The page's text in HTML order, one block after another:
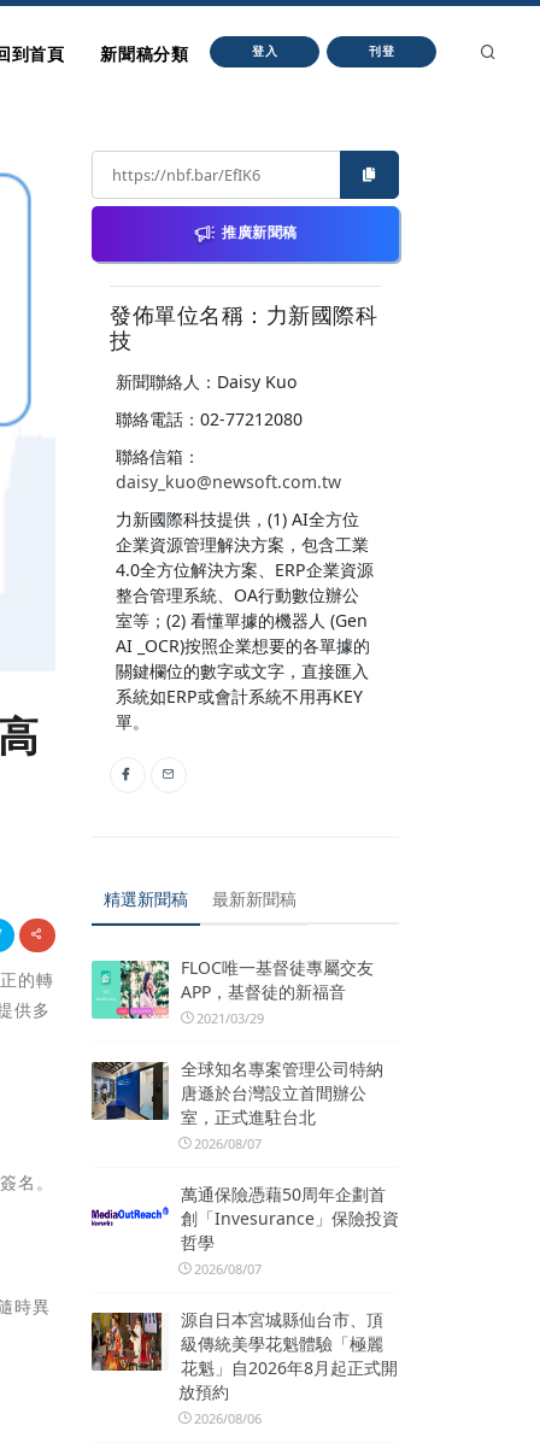
到首頁 新聞稿分類 登入 刊登
的轉
供多
名。
時異
推廣新聞稿
發佈單位名稱：力新國際科
技
新聞聯絡人：Daisy Kuo
聯絡電話：02-77212080
聯絡信箱：
daisy_kuo@newsoft.com.tw
力新國際科技提供，(1) AI全方位
企業資源管理解決方案，包含工業
4.0全方位解決方案、ERP企業資源
整合管理系統、OA行動數位辦公
室等；(2) 看懂單據的機器人 (Gen
AI _OCR)按照企業想要的各單據的
關鍵欄位的數字或文字，直接匯入
系統如ERP或會計系統不用再KEY
單。
精選新聞稿 最新新聞稿
FLOC唯一基督徒專屬交友
APP，基督徒的新福音
2021/03/29
全球知名專案管理公司特納
唐遜於台灣設立首間辦公
室，正式進駐台北
2026/08/07
萬通保險憑藉50周年企劃首
創「Invesurance」保險投資
哲學
2026/08/07
源自日本宮城縣仙台市、頂
級傳統美學花魁體驗「極麗
花魁」自2026年8月起正式開
放預約
2026/08/06